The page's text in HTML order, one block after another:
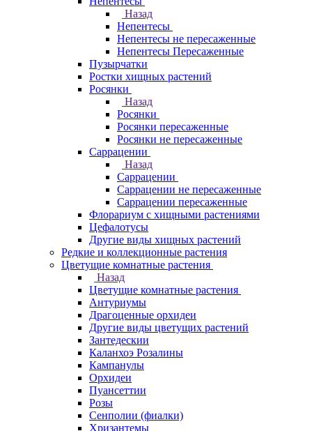
Назад
Непентесы
Непентесы не пересаженные
Непентесы Пересаженные
Пузырчатки
Ростки хищных растений
Росянки
Назад
Росянки
Росянки пересаженные
Росянки не пересаженные
Саррацении
Назад
Саррацении
Саррацении не пересаженные
Саррацении пересаженные
Флорариум с хищными растениями
Цефалотусы
Другие виды хищных растений
Редкие и коллекционные растения
Цветущие комнатные растения
Назад
Цветущие комнатные растения
Антуриумы
Драгоценные орхидеи
Другие виды цветущих растений
Зантедескии
Каланхоэ Розалины
Кампанулы
Орхидеи
Пуансеттии
Розы
Сенполии (фиалки)
Хризантемы